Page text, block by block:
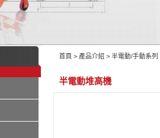
首頁 > 產品介紹 > 半電動/手動系列
半電動堆高機